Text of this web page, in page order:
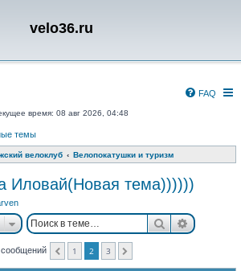
velo36.ru
FAQ
время: 08 авг 2026, 04:48
темы
велоклуб Велопокатушки и туризм
Иловай(Новая тема))))))
Поиск
Пред.
1 2 3